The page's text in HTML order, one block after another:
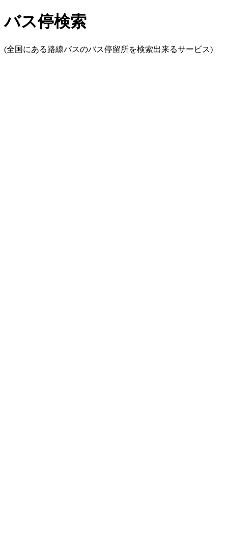
バス停検索
(全国にある路線バスのバス停留所を検索出来るサービス)